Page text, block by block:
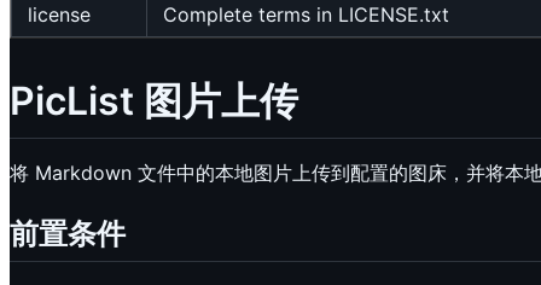
license
Complete terms in LICENSE.txt
PicList 图片上传
将 Markdown 文件中的本地图片上传到配置的图床，并将本
前置条件